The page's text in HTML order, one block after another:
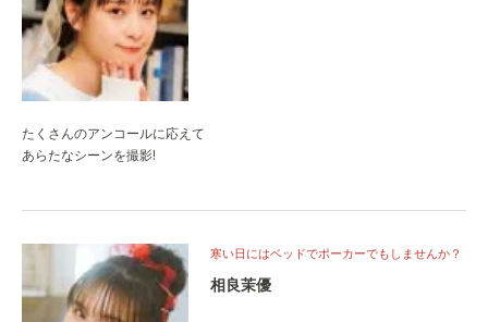
たくさんのアンコールに応えて
あらたなシーンを撮影!
寒い日にはベッドでポーカーでもしませんか？
相良茉優